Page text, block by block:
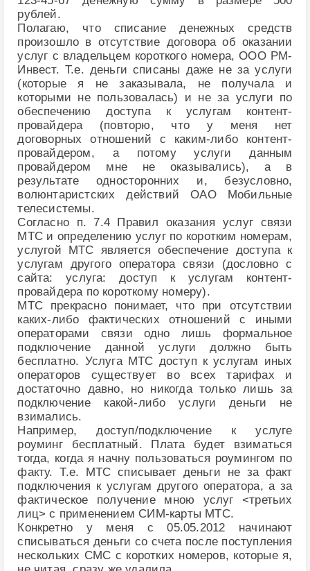
рублей.
Полагаю, что списание денежных средств
произошло в отсутствие договора об оказании
услуг с владельцем короткого номера, ООО РМ-
Инвест. Т.е. деньги списаны даже не за услуги
(которые я не заказывала, не получала и
которыми не пользовалась) и не за услуги по
обеспечению доступа к услугам контент-
провайдера (повторю, что у меня нет
договорных отношений с каким-либо контент-
провайдером, а потому услуги данным
провайдером мне не оказывались), а в
результате односторонних и, безусловно,
волюнтаристских действий ОАО Мобильные
телесистемы.
Согласно п. 7.4 Правил оказания услуг связи
МТС и определению услуг по коротким номерам,
услугой МТС является обеспечение доступа к
услугам другого оператора связи (дословно с
сайта: услуга: доступ к услугам контент-
провайдера по короткому номеру).
МТС прекрасно понимает, что при отсутствии
каких-либо фактических отношений с иными
операторами связи одно лишь формальное
подключение данной услуги должно быть
бесплатно. Услуга МТС доступ к услугам иных
операторов существует во всех тарифах и
достаточно давно, но никогда только лишь за
подключение какой-либо услуги деньги не
взимались.
Например, доступ/подключение к услуге
роуминг бесплатный. Плата будет взиматься
тогда, когда я начну пользоваться роумингом по
факту. Т.е. МТС списывает деньги не за факт
подключения к услугам другого оператора, а за
фактическое получение мною услуг <третьих
лиц> с применением СИМ-карты МТС.
Конкретно у меня с 05.05.2012 начинают
списываться деньги со счета после поступления
нескольких СМС с коротких номеров, которые я,